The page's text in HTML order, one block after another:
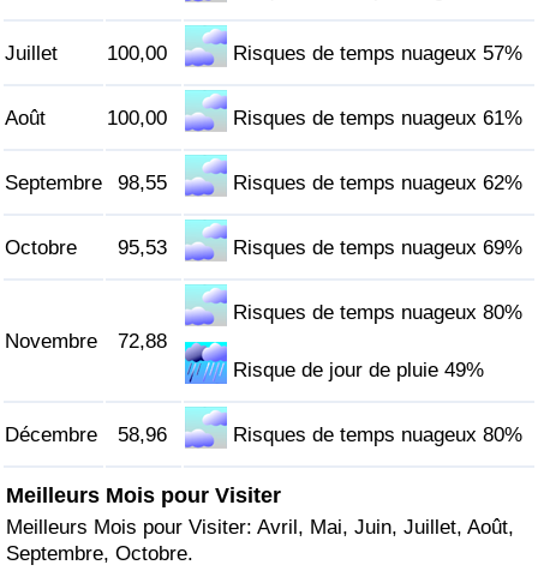
Juillet 100,00 Risques de temps nuageux 57%
Août 100,00 Risques de temps nuageux 61%
Septembre 98,55 Risques de temps nuageux 62%
Octobre 95,53 Risques de temps nuageux 69%
Novembre 72,88
Risques de temps nuageux 80%
Risque de jour de pluie 49%
Décembre 58,96 Risques de temps nuageux 80%
Meilleurs Mois pour Visiter
Meilleurs Mois pour Visiter: Avril, Mai, Juin, Juillet, Août,
Septembre, Octobre.